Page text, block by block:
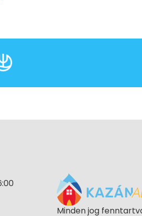
Minden jog